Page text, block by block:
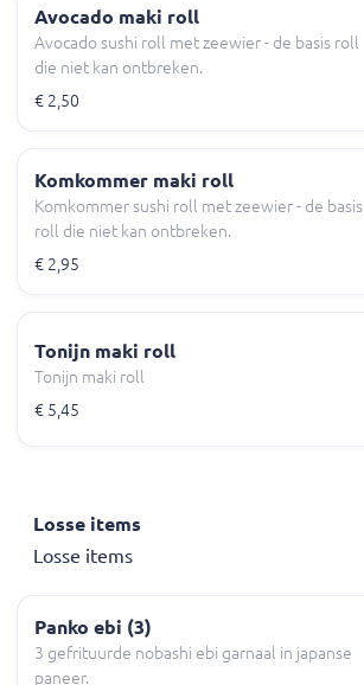
Avocado maki roll
Avocado sushi roll met zeewier - de basis roll
die niet kan ontbreken.
€ 2,50
Komkommer maki roll
Komkommer sushi roll met zeewier - de basis
roll die niet kan ontbreken.
€ 2,95
Tonijn maki roll
Tonijn maki roll
€ 5,45
Losse items
Losse items
Panko ebi (3)
3 gefrituurde nobashi ebi garnaal in japanse
paneer.